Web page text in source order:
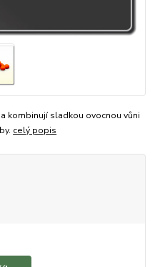
kombinují sladkou ovocnou vůni
celý popis